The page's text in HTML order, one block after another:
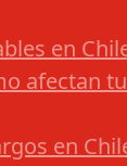
en
afectan
en